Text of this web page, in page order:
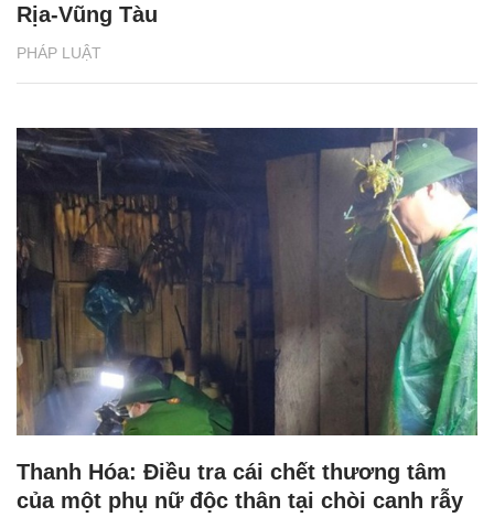
PHÁP LUẬT
Rịa-Vũng Tàu
Thanh Hóa: Điều tra cái chết thương tâm
của một phụ nữ độc thân tại chòi canh rẫy